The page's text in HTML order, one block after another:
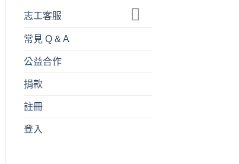
志工客服
常見 Q & A
公益合作
捐款
註冊
登入